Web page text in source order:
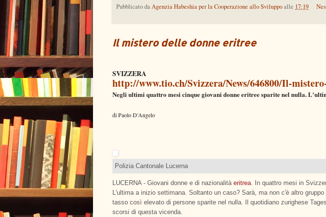
Pubblicato daAgenzia Habeshia per la Cooperazione allo Sviluppoalle 17:19
Il mistero delle donne eritree
SVIZZERA
http://www.tio.ch/Svizzera/News/646800/Il-
Negli ultimi quattro mesi cinque giovani donne eritree sparite nel nulla.
di Paolo D'Angelo
Polizia Cantonale Lucerna
LUCERNA - Giovani donne e di nazionalità eritrea . In quattro mesi in
L'ultima a inizio settimana. Soltanto un caso? Sarà, ma non c'è altro
tasso così elevato di persone sparite nel nulla. Il quotidiano zurighese
scorsi di questa vicenda.